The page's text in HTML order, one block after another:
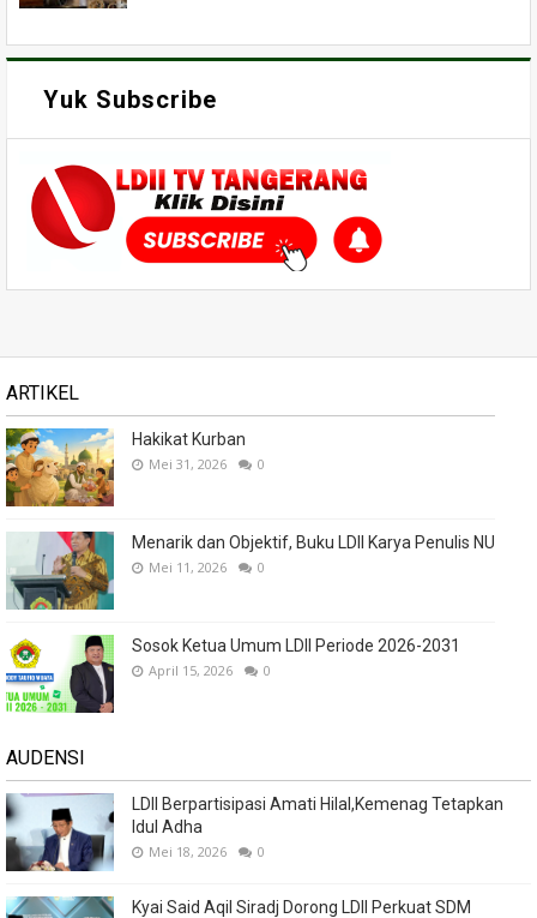
Yuk Subscribe
ARTIKEL
Hakikat Kurban
Mei 31, 2026 0
Menarik dan Objektif, Buku LDII Karya Penulis NU
Mei 11, 2026 0
Sosok Ketua Umum LDII Periode 2026-2031
April 15, 2026 0
AUDENSI
LDII Berpartisipasi Amati Hilal,Kemenag Tetapkan
Idul Adha
Mei 18, 2026 0
Kyai Said Aqil Siradj Dorong LDII Perkuat SDM